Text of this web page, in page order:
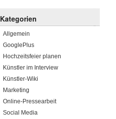
Kategorien
Allgemein
GooglePlus
Hochzeitsfeier planen
Künstler im Interview
Künstler-Wiki
Marketing
Online-Pressearbeit
Social Media